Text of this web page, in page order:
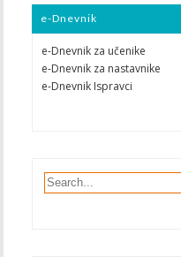
e-Dnevnik
e-Dnevnik za učenike
e-Dnevnik za nastavnike
e-Dnevnik Ispravci